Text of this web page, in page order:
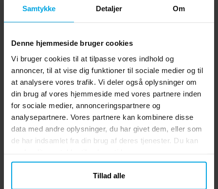
Samtykke Detaljer Om
Denne hjemmeside bruger cookies
Vi bruger cookies til at tilpasse vores indhold og
annoncer, til at vise dig funktioner til sociale medier og til
at analysere vores trafik. Vi deler også oplysninger om
din brug af vores hjemmeside med vores partnere inden
for sociale medier, annonceringspartnere og
analysepartnere. Vores partnere kan kombinere disse
data med andre oplysninger, du har givet dem, eller som
de har indsamlet fra din brug af deres tjenester. Du kan
Tillad alle